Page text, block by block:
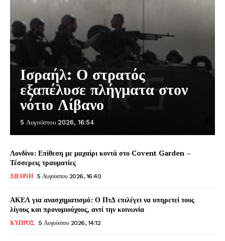
Ισραήλ: Ο στρατός
εξαπέλυσε πλήγματα στον
νότιο Λίβανο
5 Αυγούστου 2026, 16:54
Λονδίνο: Επίθεση με μαχαίρι κοντά στο Covent Garden –
Τέσσερεις τραυματίες
ΔΙΕΘΝΗ 5 Αυγούστου 2026, 16:40
ΑΚΕΛ για ανασχηματισμό: Ο ΠτΔ επιλέγει να υπηρετεί τους
λίγους και προνομιούχους, αντί την κοινωνία
ΚΥΠΡΟΣ 5 Αυγούστου 2026, 14:12